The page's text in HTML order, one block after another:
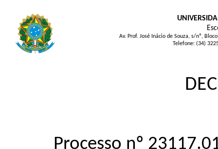
Av. Prof. José Inácio de Souza, s/nº,
Telefone: (34)
Processo nº